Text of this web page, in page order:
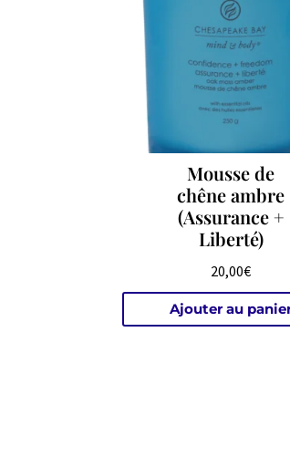
Mousse de
chêne ambre
(Assurance +
Liberté)
20,00€
Ajouter au